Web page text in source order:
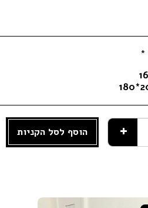
*
הוסף לסל הקניות